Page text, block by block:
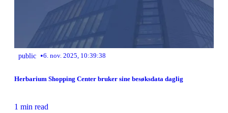
public •6. nov. 2025, 10:39:38
Herbarium Shopping Center bruker sine besøksdata daglig
1 min read